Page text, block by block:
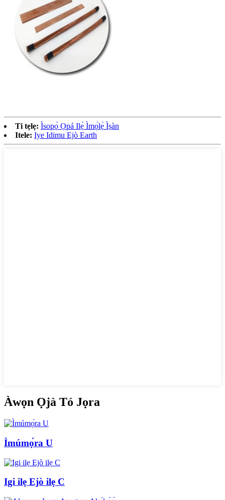
Ti tẹlẹ: Ìsopọ̀ Ọpá Ilẹ̀ Ìmọ́lẹ̀ Ìṣàn
Itele: Iye Idimu Ejò Earth
Àwọn Ọjà Tó Jọra
Ìmúmọ́ra U
Igi ilẹ Ejò ilẹ C